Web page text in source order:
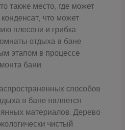
также место, где может
что может
плесени и грибка.
отдыха в бане
этапом в процессе
бани.
способов
в бане является
материалов. Дерево
чистый